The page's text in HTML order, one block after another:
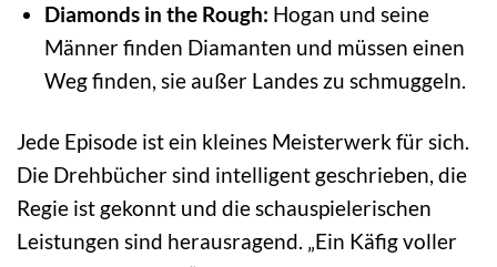
Diamonds in the Rough: Hogan und seine
Männer finden Diamanten und müssen einen
Weg finden, sie außer Landes zu schmuggeln.
Jede Episode ist ein kleines Meisterwerk für sich.
Die Drehbücher sind intelligent geschrieben, die
Regie ist gekonnt und die schauspielerischen
Leistungen sind herausragend. „Ein Käfig voller